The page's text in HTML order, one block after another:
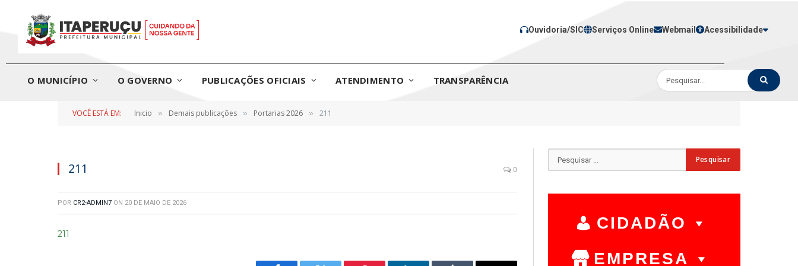
Ouvidoria/SIC Serviços Online Webmail Acessibilidade
O MUNICÍPIO O GOVERNO PUBLICAÇÕES OFICIAIS ATENDIMENTO TRANSPARÊNCIA
VOCÊ ESTÁ EM: Inicio » Demais publicações » Portarias 2026 » 211
211 0
POR CR2-ADMIN7 ON 20 DE MAIO DE 2026
211
CIDADÃO
EMPRESA